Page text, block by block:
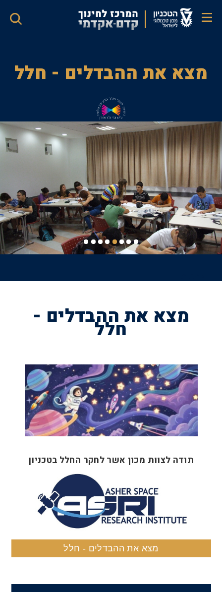
לתוכן
העיקרי
מצא את ההבדלים - חלל
מצא את ההבדלים -
חלל
תמונה
תודה לצוות מכון אשר לחקר החלל בטכניון
מצא את ההבדלים - חלל